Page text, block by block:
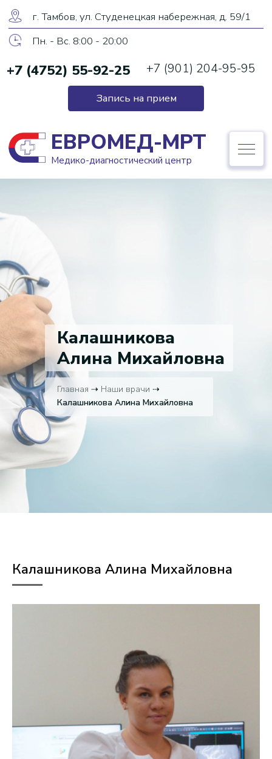
ЕВРОМЕД-МРТ
Медико-диагностический центр
Пн. - Вс. 8:00 - 20:00
г. Тамбов, ул. Студенецкая набережная, д. 59/1
Запись на прием
+7 (4752) 55-92-25
ЕВРОМЕД-МРТ
Медико-диагностический центр
Запись на прием
Калашникова
Алина Михайловна
Главная ⇢ Наши врачи ⇢
Калашникова Алина Михайловна
Калашникова Алина Михайловна